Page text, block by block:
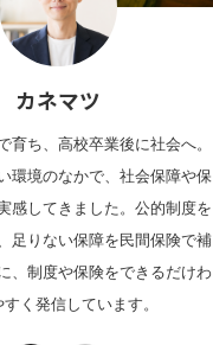
カネマツ
育ち、高校卒業後に社会へ。
環境のなかで、社会保障や保
感してきました。公的制度を
足りない保障を民間保険で補
、制度や保険をできるだけわ
く発信しています。